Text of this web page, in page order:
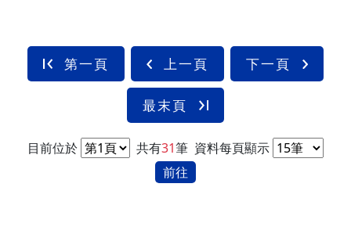
第一頁 上一頁 下一頁
最末頁
目前位於 共有31筆 資料每頁顯示
前往